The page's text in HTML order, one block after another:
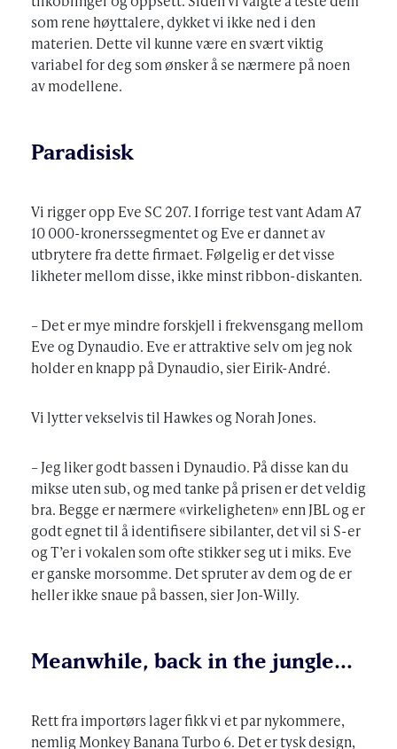
som rene høyttalere, dykket vi ikke ned i den
materien. Dette vil kunne være en svært viktig
variabel for deg som ønsker å se nærmere på noen
av modellene.
Paradisisk
Vi rigger opp Eve SC 207. I forrige test vant Adam A7
10 000-kronerssegmentet og Eve er dannet av
utbrytere fra dette firmaet. Følgelig er det visse
likheter mellom disse, ikke minst ribbon-diskanten.
– Det er mye mindre forskjell i frekvensgang mellom
Eve og Dynaudio. Eve er attraktive selv om jeg nok
holder en knapp på Dynaudio, sier Eirik-André.
Vi lytter vekselvis til Hawkes og Norah Jones.
– Jeg liker godt bassen i Dynaudio. På disse kan du
mikse uten sub, og med tanke på prisen er det veldig
bra. Begge er nærmere «virkeligheten» enn JBL og er
godt egnet til å identifisere sibilanter, det vil si S-er
og T’er i vokalen som ofte stikker seg ut i miks. Eve
er ganske morsomme. Det spruter av dem og de er
heller ikke snaue på bassen, sier Jon-Willy.
Meanwhile, back in the jungle…
Rett fra importørs lager fikk vi et par nykommere,
nemlig Monkey Banana Turbo 6. Det er tysk design,